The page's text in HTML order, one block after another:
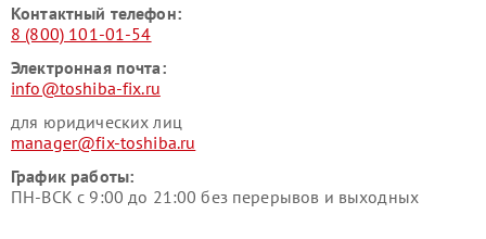
Контактный телефон:
8 (800) 101-01-54
Электронная почта:
info@toshiba-fix.ru
для юридических лиц
manager@fix-toshiba.ru
График работы:
ПН-ВСК с 9:00 до 21:00 без перерывов и выходных